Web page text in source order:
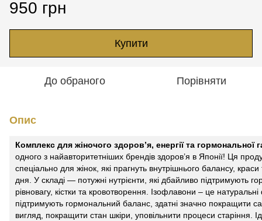
950 грн
Купити
До обраного Порівняти
Опис
Комплекс для жіночого здоров’я, енергії та гормональної
одного з найавторитетніших брендів здоров’я в Японії! Ця
спеціально для жінок, які прагнуть внутрішнього балансу, краси
дня . У складі — потужні нутрієнти , які дбайливо підтримують
рівновагу, кістки та кровотворення.
Ізофлавони – це
підтримують гормональний баланс, здатні значно покращити
вигляд, покращити стан шкіри , уповільнити процеси старіння .